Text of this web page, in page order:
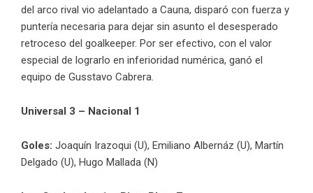
del arco rival vio adelantado a Cauna, disparó con fuerza y
puntería necesaria para dejar sin asunto el desesperado
retroceso del goalkeeper. Por ser efectivo, con el valor
especial de lograrlo en inferioridad numérica, ganó el
equipo de Gusstavo Cabrera.
Universal 3 – Nacional 1
Goles: Joaquín Irazoqui (U), Emiliano Albernáz (U), Martín
Delgado (U), Hugo Mallada (N)